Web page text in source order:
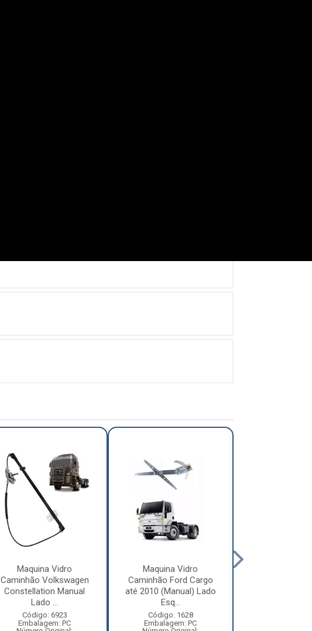
Maquina Vidro
Caminhão Volkswagen
Constellation Manual
Lado ...
Código: 6923
Embalagem: PC
Maquina Vidro
Caminhão Ford Cargo
até 2010 (Manual) Lado
Esq...
Código: 1628
Embalagem: PC